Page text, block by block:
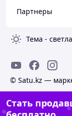
Партнеры
Тема -
© Satu.kz —
Стать